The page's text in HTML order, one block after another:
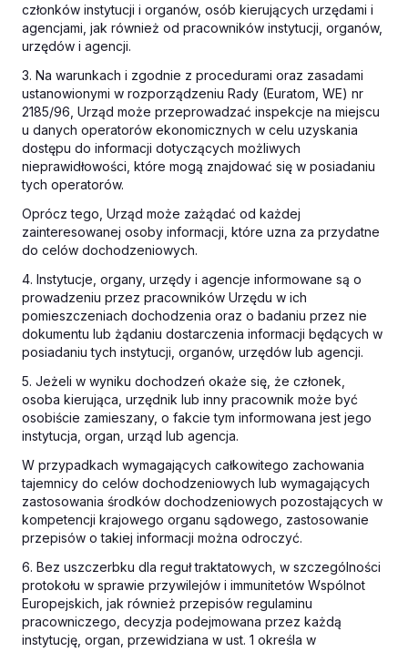
członków instytucji i organów, osób kierujących urzędami i
agencjami, jak również od pracowników instytucji, organów,
urzędów i agencji.
3. Na warunkach i zgodnie z procedurami oraz zasadami
ustanowionymi w rozporządzeniu Rady (Euratom, WE) nr
2185/96, Urząd może przeprowadzać inspekcje na miejscu
u danych operatorów ekonomicznych w celu uzyskania
dostępu do informacji dotyczących możliwych
nieprawidłowości, które mogą znajdować się w posiadaniu
tych operatorów.
Oprócz tego, Urząd może zażądać od każdej
zainteresowanej osoby informacji, które uzna za przydatne
do celów dochodzeniowych.
4. Instytucje, organy, urzędy i agencje informowane są o
prowadzeniu przez pracowników Urzędu w ich
pomieszczeniach dochodzenia oraz o badaniu przez nie
dokumentu lub żądaniu dostarczenia informacji będących w
posiadaniu tych instytucji, organów, urzędów lub agencji.
5. Jeżeli w wyniku dochodzeń okaże się, że członek,
osoba kierująca, urzędnik lub inny pracownik może być
osobiście zamieszany, o fakcie tym informowana jest jego
instytucja, organ, urząd lub agencja.
W przypadkach wymagających całkowitego zachowania
tajemnicy do celów dochodzeniowych lub wymagających
zastosowania środków dochodzeniowych pozostających w
kompetencji krajowego organu sądowego, zastosowanie
przepisów o takiej informacji można odroczyć.
6. Bez uszczerbku dla reguł traktatowych, w szczególności
protokołu w sprawie przywilejów i immunitetów Wspólnot
Europejskich, jak również przepisów regulaminu
pracowniczego, decyzja podejmowana przez każdą
instytucję, organ, przewidziana w ust. 1 określa w